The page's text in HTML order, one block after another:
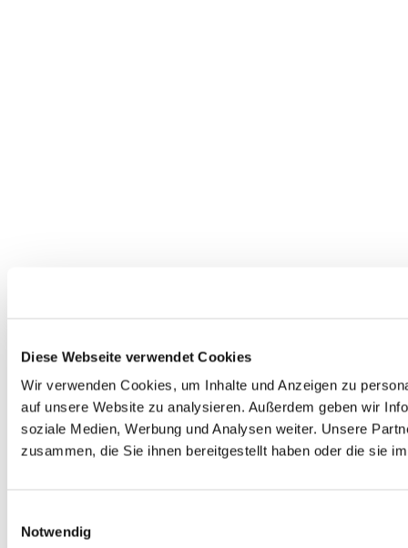
Diese Webseite verwendet Cookies
Wir verwenden Cookies, um Inhalte und Anzeigen zu
auf unsere Website zu analysieren. Außerdem geben wir
soziale Medien, Werbung und Analysen weiter. Unsere
zusammen, die Sie ihnen bereitgestellt haben oder die sie
Notwendig